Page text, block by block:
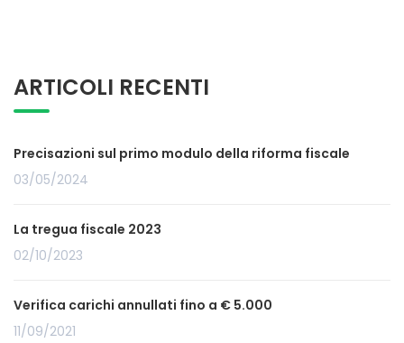
ARTICOLI RECENTI
Precisazioni sul primo modulo della riforma fiscale
03/05/2024
La tregua fiscale 2023
02/10/2023
Verifica carichi annullati fino a € 5.000
11/09/2021